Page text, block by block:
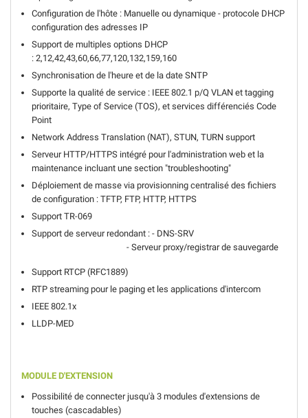
Configuration de l'hôte : Manuelle ou dynamique - protocole DHCP
configuration des adresses IP
Support de multiples options DHCP
: 2,12,42,43,60,66,77,120,132,159,160
Synchronisation de l'heure et de la date SNTP
Supporte la qualité de service : IEEE 802.1 p/Q VLAN et tagging
prioritaire, Type of Service (TOS), et services différenciés Code
Point
Network Address Translation (NAT), STUN, TURN support
Serveur HTTP/HTTPS intégré pour l'administration web et la
maintenance incluant une section "troubleshooting"
Déploiement de masse via provisionning centralisé des fichiers
de configuration : TFTP, FTP, HTTP, HTTPS
Support TR-069
Support de serveur redondant : - DNS-SRV
- Serveur proxy/registrar de sauvegarde
Support RTCP (RFC1889)
RTP streaming pour le paging et les applications d'intercom
IEEE 802.1x
LLDP-MED
MODULE D'EXTENSION
Possibilité de connecter jusqu'à 3 modules d'extensions de
touches (cascadables)